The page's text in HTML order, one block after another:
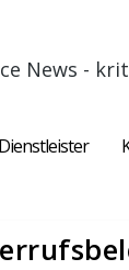
News -
Dienstleister